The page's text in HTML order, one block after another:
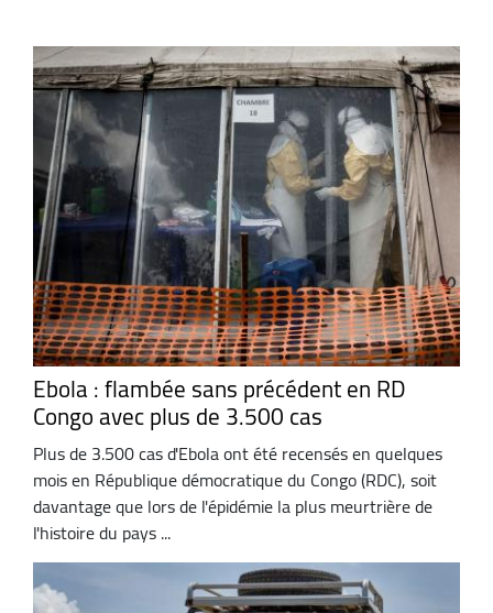
Ebola : flambée sans précédent en RD
Congo avec plus de 3.500 cas
Plus de 3.500 cas d'Ebola ont été recensés en quelques
mois en République démocratique du Congo (RDC), soit
davantage que lors de l'épidémie la plus meurtrière de
l'histoire du pays ...